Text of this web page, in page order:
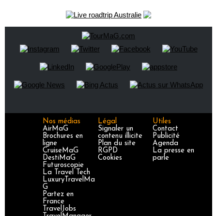
Nos médias
AirMaG
Brochures en
ligne
CruiseMaG
DestiMaG
Futuroscopie
La Travel Tech
LuxuryTravelMa
G
Partez en
France
TravelJobs
Légal
Signaler un
contenu illicite
Plan du site
RGPD
Cookies
Utiles
Contact
Publicité
Agenda
La presse en
parle